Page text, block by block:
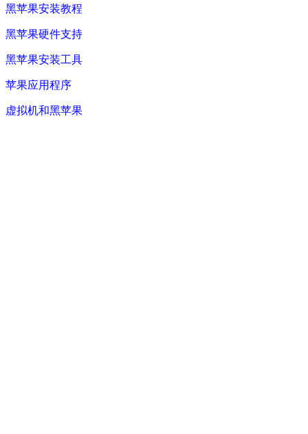
黑苹果安装教程
黑苹果硬件支持
黑苹果安装工具
苹果应用程序
虚拟机和黑苹果